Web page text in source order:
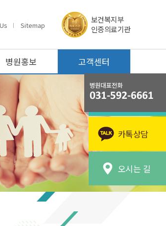
Sitemap
보건복지부
인증의료기관
병원홍보 고객센터
카톡상담
오시는 길